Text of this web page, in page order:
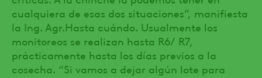
cualquiera de esas dos situaciones”, manifiesta
la Ing. Agr.Hasta cuándo. Usualmente los
monitoreos se realizan hasta R6/ R7,
prácticamente hasta los días previos a la
cosecha. “Si vamos a dejar algún lote para